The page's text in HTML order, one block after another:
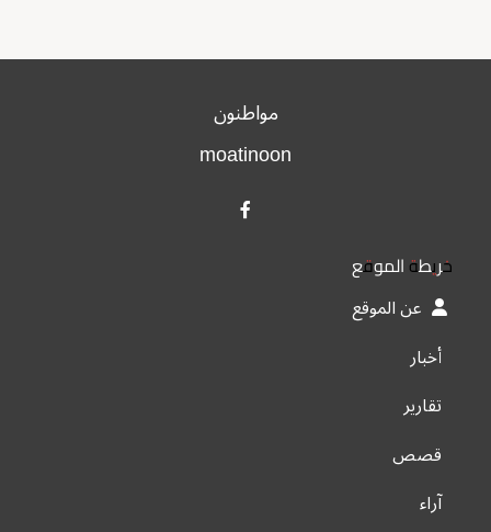
مواطنون
moatinoon
خريطة الموقع
عن الموقع
أخبار
تقارير
قصص
آراء